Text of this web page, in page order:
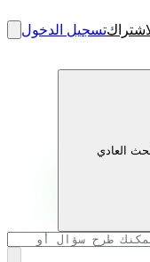
تسجيل الدخول
العادي